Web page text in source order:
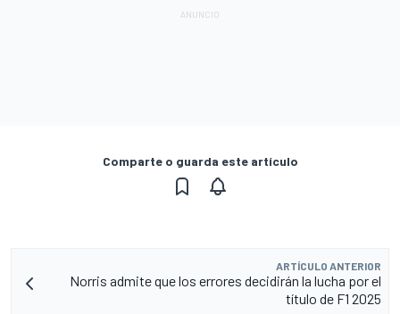
Comparte o guarda este artículo
ARTÍCULO ANTERIOR
Norris admite que los errores decidirán la lucha por el
título de F1 2025